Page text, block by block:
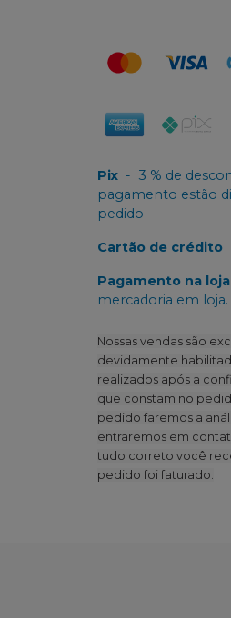
Pix - 3 % de
pagamento estão
pedido
Cartão de crédito
Pagamento na loja
mercadoria em loja.
Nossas vendas são
devidamente
realizados após a
que constam no
pedido faremos a
entraremos em
tudo correto você
pedido foi faturado.